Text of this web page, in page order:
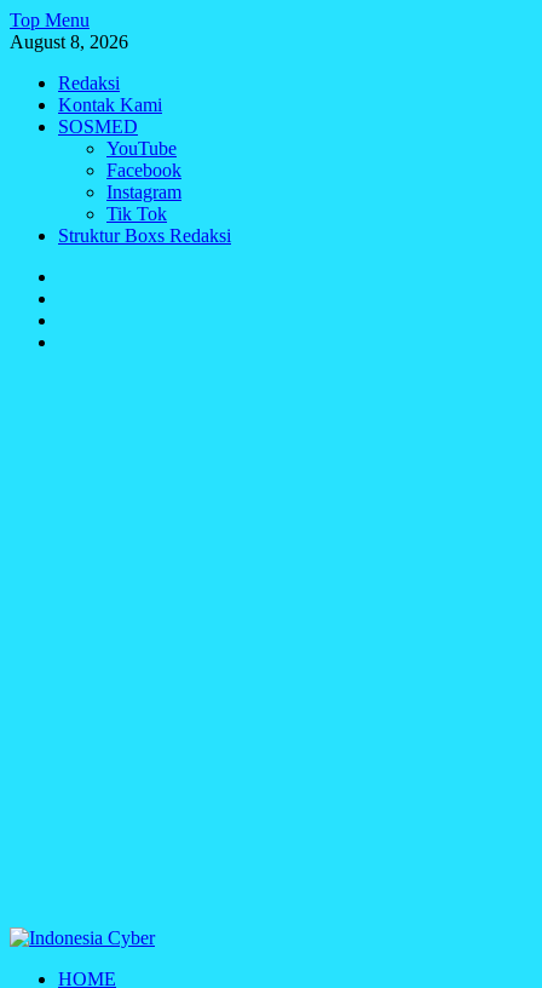
Skip
to
Top Menu
August 8, 2026
Redaksi
Kontak Kami
SOSMED
YouTube
Facebook
Instagram
Tik Tok
Struktur Boxs Redaksi
Indonesia Cyber
HOME